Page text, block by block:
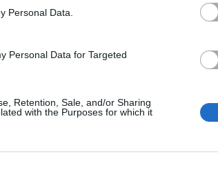
Personal Data.
Personal Data for Targeted
Retention, Sale, and/or Sharing
with the Purposes for which it